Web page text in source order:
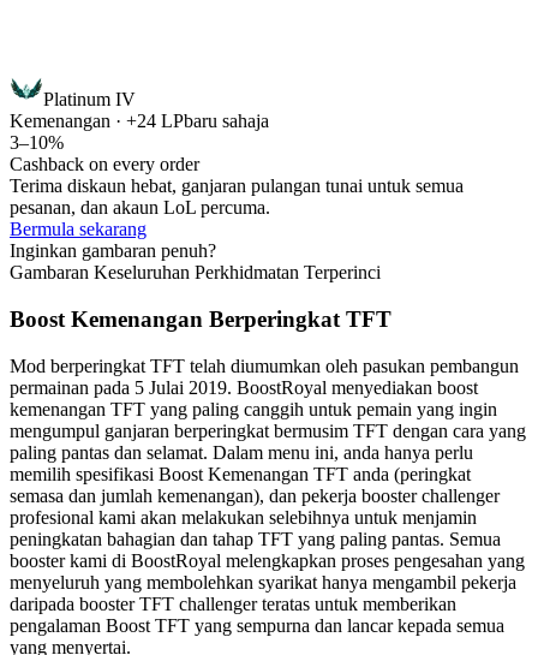
Platinum IV
Kemenangan · +24 LPbaru sahaja
3–10%
Cashback on every order
Terima diskaun hebat, ganjaran pulangan tunai untuk semua
pesanan, dan akaun LoL percuma.
Bermula sekarang
Inginkan gambaran penuh?
Gambaran Keseluruhan Perkhidmatan Terperinci
Boost Kemenangan Berperingkat TFT
Mod berperingkat TFT telah diumumkan oleh pasukan pembangun
permainan pada 5 Julai 2019. BoostRoyal menyediakan boost
kemenangan TFT yang paling canggih untuk pemain yang ingin
mengumpul ganjaran berperingkat bermusim TFT dengan cara yang
paling pantas dan selamat. Dalam menu ini, anda hanya perlu
memilih spesifikasi Boost Kemenangan TFT anda (peringkat
semasa dan jumlah kemenangan), dan pekerja booster challenger
profesional kami akan melakukan selebihnya untuk menjamin
peningkatan bahagian dan tahap TFT yang paling pantas. Semua
booster kami di BoostRoyal melengkapkan proses pengesahan yang
menyeluruh yang membolehkan syarikat hanya mengambil pekerja
daripada booster TFT challenger teratas untuk memberikan
pengalaman Boost TFT yang sempurna dan lancar kepada semua
yang menyertai.